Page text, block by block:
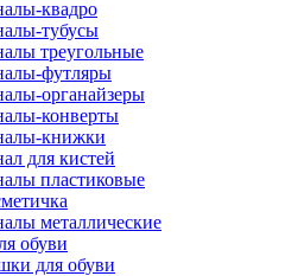
квадро
тубусы
треугольные
футляры
органайзеры
конверты
книжки
для кистей
пластиковые
металлические
обуви
для обуви